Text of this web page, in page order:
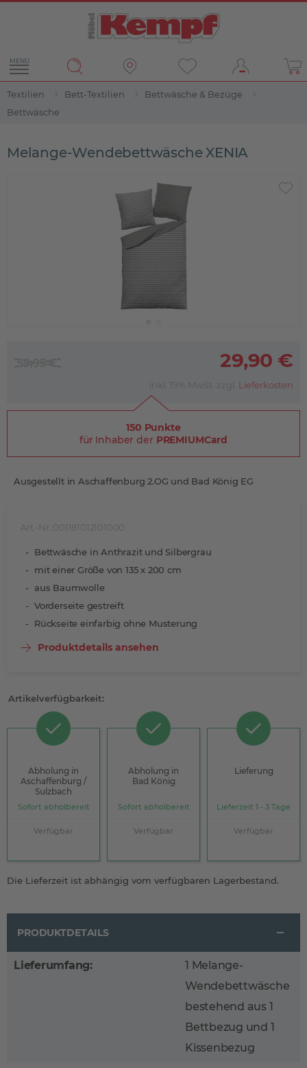
MENÜ
Textilien Bett-Textilien
Bettwäsche & Bezüge
Bettwäsche
Melange-Wendebettwäsche XENIA
Art.-Nr. 001181012101000
Bettwäsche in Anthrazit und Silbergrau
mit einer Größe von 135 x 200 cm
aus Baumwolle
Vorderseite gestreift
Rückseite einfarbig ohne Musterung
Produktdetails ansehen
Artikelverfügbarkeit:
Abholung in
Aschaffenburg /
Sulzbach
Sofort abholbereit
Verfügbar
Abholung in
Bad König
Sofort abholbereit
Verfügbar
Lieferung
Lieferzeit 1 - 3 Tage
Verfügbar
Die Lieferzeit ist abhängig vom verfügbaren Lagerbestand.
29,90 €
inkl. 19% MwSt. zzgl. Lieferkosten
150 Punkte
für Inhaber der PREMIUMCard
Ausgestellt in Aschaffenburg 2.OG und Bad König EG
PRODUKTDETAILS
Lieferumfang:
1 Melange-
Wendebettwäsche
bestehend aus 1
Bettbezug und 1
Kissenbezug